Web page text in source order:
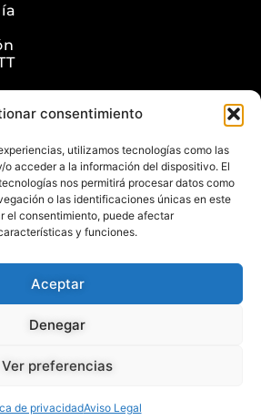
consentimiento
utilizamos tecnologías como las
acceder a la información del dispositivo. El
nos permitirá procesar datos como
o las identificaciones únicas en este
el consentimiento, puede afectar
y funciones.
Aceptar
Denegar
Ver preferencias
de privacidadAviso Legal
Política de Privacidad
Web